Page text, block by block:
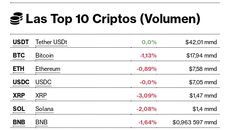
Las Top 10 Criptos (Volumen)
USDT Tether USDt 0,0%
$42,01 mmd
BTC
Bitcoin -1,13%
$17,94 mmd
ETH
Ethereum -0,89%
$7,58 mmd
USDC
USDC -0,0%
$7,05 mmd
XRP
XRP -3,09%
$1,47 mmd
SOL
Solana -2,08%
$1,4 mmd
BNB
BNB -1,64%
$0,963 597 mmd